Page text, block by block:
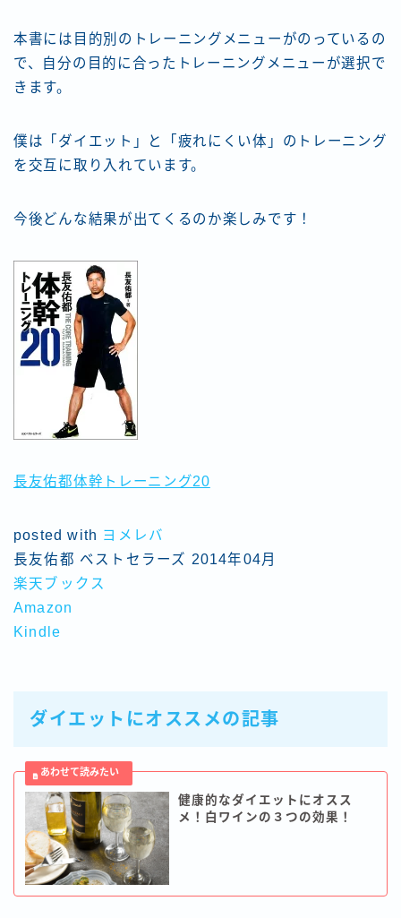
本書には目的別のトレーニングメニューがのっているの
で、自分の目的に合ったトレーニングメニューが選択で
きます。
僕は「ダイエット」と「疲れにくい体」のトレーニング
を交互に取り入れています。
今後どんな結果が出てくるのか楽しみです！
長友佑都体幹トレーニング20
posted with ヨメレバ
長友佑都 ベストセラーズ 2014年04月
楽天ブックス
Amazon
Kindle
ダイエットにオススメの記事
健康的なダイエットにオスス
メ！白ワインの３つの効果！